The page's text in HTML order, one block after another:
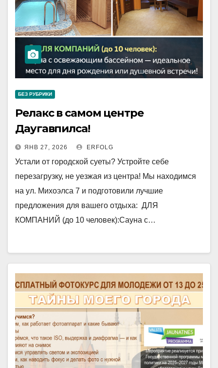
БЕЗ РУБРИКИ
Релакс в самом центре
Даугавпилса!
ЯНВ 27, 2026 ERFOLG
Устали от городской суеты? Устройте себе
перезагрузку, не уезжая из центра! Мы находимся
на ул. Михоэлса 7 и подготовили лучшие
предложения для вашего отдыха: ДЛЯ
КОМПАНИЙ (до 10 человек):Сауна с…